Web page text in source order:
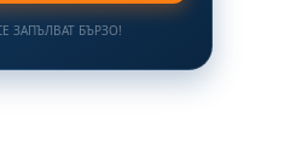
ЗАПЪЛВАТ БЪРЗО!